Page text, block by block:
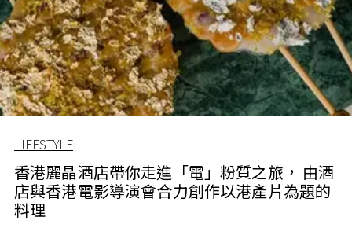
LIFESTYLE
香港麗晶酒店帶你走進「電」粉質之旅， 由酒
店與香港電影導演會合力創作以港產片為題的
料理